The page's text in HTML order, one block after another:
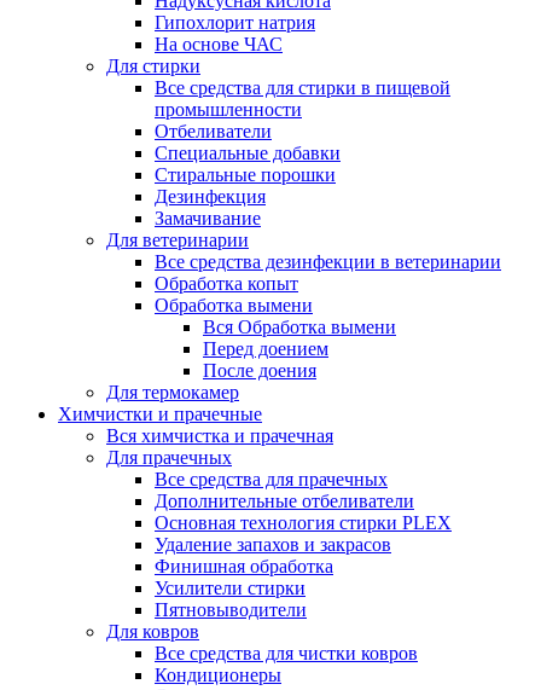
Гипохлорит натрия
На основе ЧАС
Для стирки
Все средства для стирки в пищевой
промышленности
Отбеливатели
Специальные добавки
Стиральные порошки
Дезинфекция
Замачивание
Для ветеринарии
Все средства дезинфекции в ветеринарии
Обработка копыт
Обработка вымени
Вся Обработка вымени
Перед доением
После доения
Для термокамер
Химчистки и прачечные
Вся химчистка и прачечная
Для прачечных
Все средства для прачечных
Дополнительные отбеливатели
Основная технология стирки PLEX
Удаление запахов и закрасов
Финишная обработка
Усилители стирки
Пятновыводители
Для ковров
Все средства для чистки ковров
Кондиционеры